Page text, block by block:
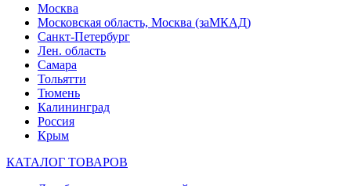
Москва
Московская область, Москва (заМКАД)
Санкт-Петербург
Лен. область
Самара
Тольятти
Тюмень
Калининград
Россия
Крым
КАТАЛОГ ТОВАРОВ